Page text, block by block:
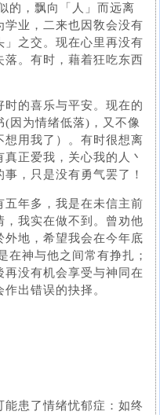
的，飘向「人」而远离
业，二来也因敎会没有
之交。现在心里再没有
。有时，藉着狂吃东西
的喜乐与平安。现在的
(因为情绪低落)，又不像
想用我了）。有时很想离
正爱我，关心我的人丶
，只是没有勇气罢了！
年多，我是在未信主前
我实在做不到。曾劝他
地，希望我会在今年底
在神与他之间常有挣扎；
没有机会享受与神同在
出错误的抉择。
患了情绪忧郁症：如终